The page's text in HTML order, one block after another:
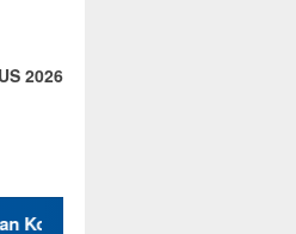
2026
Mutu Makanan